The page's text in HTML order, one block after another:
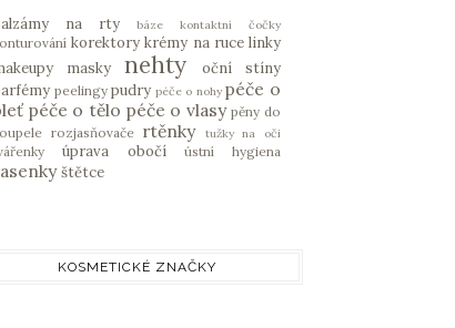
na rty báze kontaktní čočky
korektory krémy na ruce linky
masky nehty
oční stíny
peelingy pudry péče o nohy péče o
péče o tělo péče o vlasy pěny do
rozjasňovače rtěnky tužky na oči
úprava obočí ústní hygiena
štětce
KOSMETICKÉ ZNAČKY